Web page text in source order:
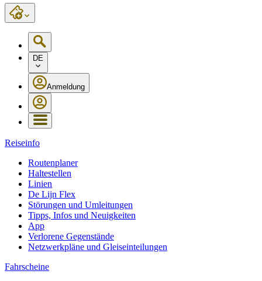
DE
Anmeldung
Reiseinfo
Routenplaner
Haltestellen
Linien
De Lijn Flex
Störungen und Umleitungen
Tipps, Infos und Neuigkeiten
App
Verlorene Gegenstände
Netzwerkpläne und Gleiseinteilungen
Fahrscheine